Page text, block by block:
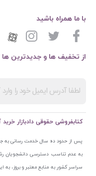
از تخفیف ها و جدیدترین ها
با ما همراه باشید
کتابفروشی حقوقی دادبازار
پس از حدود ده سال خدمت رسانی به
به عدم تناسب دسترسی دانشجویان
سراسر کشور به منابع معتبر و بروز،